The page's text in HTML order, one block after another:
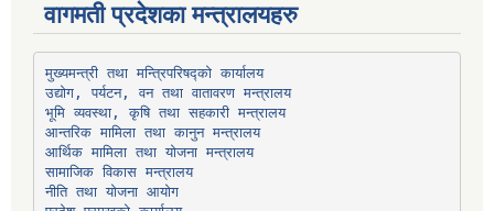
वागमती प्रदेशका मन्त्रालयहरु
मुख्यमन्त्री तथा मन्त्रिपरिषद्को कार्यालय
उद्योग, पर्यटन, वन तथा वातावरण मन्त्रालय
भूमि व्यवस्था, कृषि तथा सहकारी मन्त्रालय
आन्तरिक मामिला तथा कानुन मन्त्रालय
आर्थिक मामिला तथा योजना मन्त्रालय
सामाजिक विकास मन्त्रालय
नीति तथा योजना आयोग